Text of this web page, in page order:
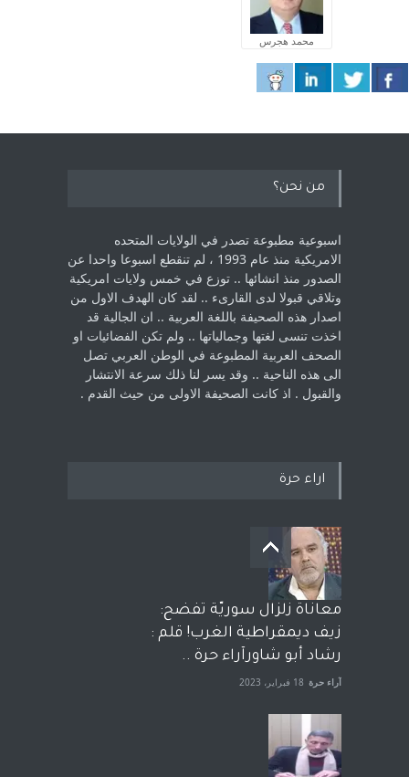
محمد هجرس
من نحن؟
اسبوعية مطبوعة تصدر في الولايات المتحده
الامريكية منذ عام 1993 ، لم ‏تنقطع اسبوعا واحدا عن
الصدور منذ انشائها .. توزع في خمس ولايات امريكية
‏وتلاقي قبولا لدى القارىء ..‏ لقد كان الهدف الاول من
اصدار هذه الصحيفة باللغة العربية .. ان الجالية قد
اخذت ‏تنسى لغتها وجمالياتها .. ولم تكن الفضائيات او
الصحف العربية المطبوعة في الوطن ‏العربي تصل
الى هذه الناحية .. وقد يسر لنا ذلك سرعة الانتشار
والقبول . اذ كانت ‏الصحيفة الاولى من حيث القدم . ‏
اراء حرة
معاناة زلزال سوريّة تفضح:
زيف ديمقراطية الغرب! قلم :
رشاد أبو شاورآراء حرة ..
آراء حرة 18 فبراير، 2023